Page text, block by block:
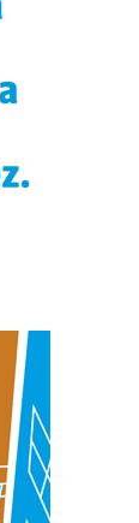
cookie-
hori
Gehiago